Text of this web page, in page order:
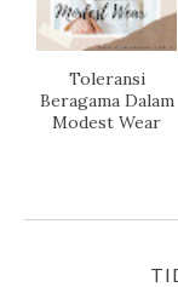
Toleransi
Beragama Dalam
Modest Wear